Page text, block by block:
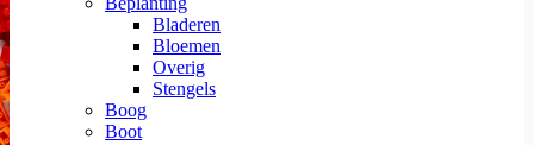
Bladeren
Bloemen
Overig
Stengels
Boog
Boot